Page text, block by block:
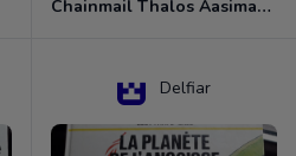
Chainmail Thalos Aasimar Cleric
Delfiar